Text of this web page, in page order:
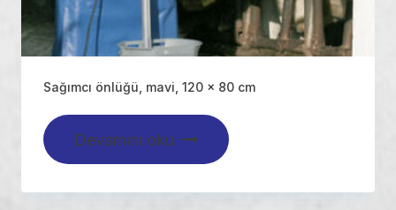
Sağımcı önlüğü, mavi, 120 x 80 cm
Devamını oku